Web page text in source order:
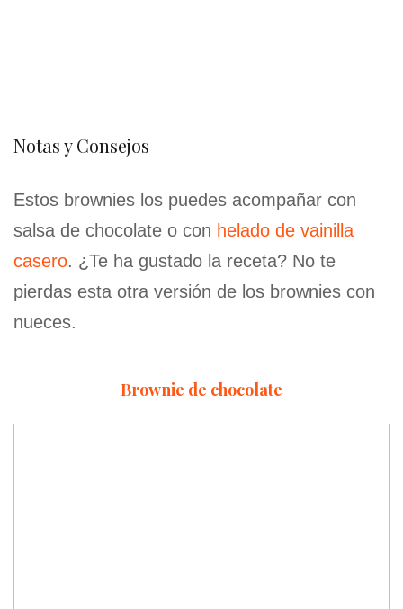
Notas y Consejos
Estos brownies los puedes acompañar con
salsa de chocolate o con helado de vainilla
casero. ¿Te ha gustado la receta? No te
pierdas esta otra versión de los brownies con
nueces.
Brownie de chocolate